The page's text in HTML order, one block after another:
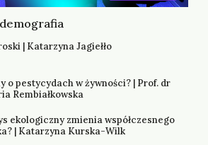
| Katarzyna Jagiełło
o pestycydach w żywności? | Prof. dr
Rembiałkowska
ekologiczny zmienia współczesnego
| Katarzyna Kurska-Wilk